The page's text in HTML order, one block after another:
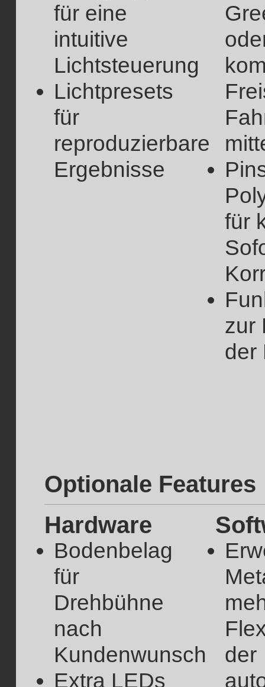
für eine
intuitive
Lichtsteuerung
Lichtpresets
für
reproduzierbare
Ergebnisse
für
zur
der
Optionale Features
Hardware
Bodenbelag
für
Drehbühne
nach
Kundenwunsch
Extra LEDs
der